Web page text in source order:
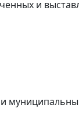
и
и